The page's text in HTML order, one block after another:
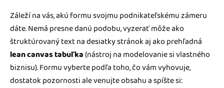
Záleží na vás, akú formu svojmu podnikateľskému zámeru
dáte. Nemá presne danú podobu, vyzerať môže ako
štruktúrovaný text na desiatky stránok aj ako prehľadná
lean canvas tabuľka(nástroj na modelovanie si vlastného
biznisu). Formu vyberte podľa toho, čo vám vyhovuje,
dostatok pozornosti ale venujte obsahu a spíšte si: